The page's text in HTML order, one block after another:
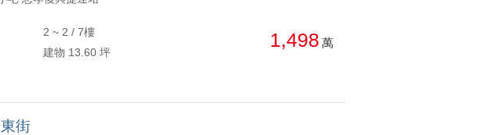
2 ~ 2 / 7樓
建物 13.60 坪
1,498 萬
街